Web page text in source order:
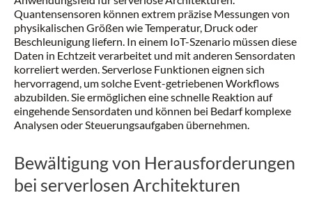
Quantensensoren können extrem präzise Messungen von
physikalischen Größen wie Temperatur, Druck oder
Beschleunigung liefern. In einem IoT-Szenario müssen diese
Daten in Echtzeit verarbeitet und mit anderen Sensordaten
korreliert werden. Serverlose Funktionen eignen sich
hervorragend, um solche Event-getriebenen Workflows
abzubilden. Sie ermöglichen eine schnelle Reaktion auf
eingehende Sensordaten und können bei Bedarf komplexe
Analysen oder Steuerungsaufgaben übernehmen.
Bewältigung von Herausforderungen
bei serverlosen Architekturen